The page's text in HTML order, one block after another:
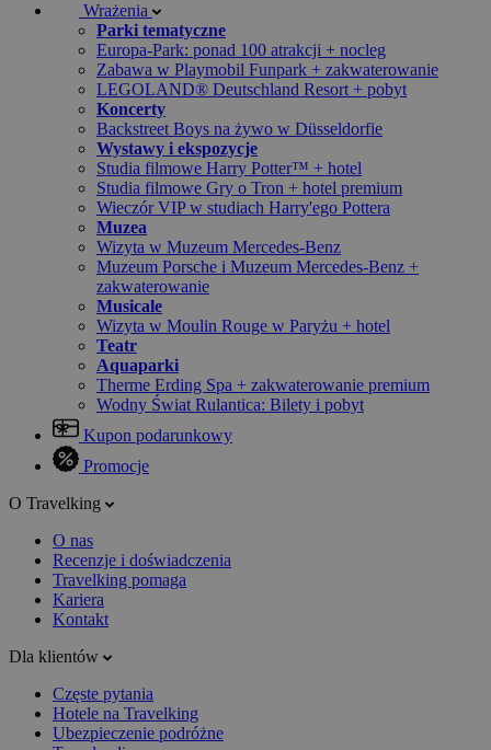
Wrażenia
Parki tematyczne
Europa-Park: ponad 100 atrakcji + nocleg
Zabawa w Playmobil Funpark + zakwaterowanie
LEGOLAND® Deutschland Resort + pobyt
Koncerty
Backstreet Boys na żywo w Düsseldorfie
Wystawy i ekspozycje
Studia filmowe Harry Potter™ + hotel
Studia filmowe Gry o Tron + hotel premium
Wieczór VIP w studiach Harry'ego Pottera
Muzea
Wizyta w Muzeum Mercedes-Benz
Muzeum Porsche i Muzeum Mercedes-Benz +
zakwaterowanie
Musicale
Wizyta w Moulin Rouge w Paryżu + hotel
Teatr
Aquaparki
Therme Erding Spa + zakwaterowanie premium
Wodny Świat Rulantica: Bilety i pobyt
Kupon podarunkowy
Promocje
O Travelking
O nas
Recenzje i doświadczenia
Travelking pomaga
Kariera
Kontakt
Dla klientów
Częste pytania
Hotele na Travelking
Ubezpieczenie podróżne